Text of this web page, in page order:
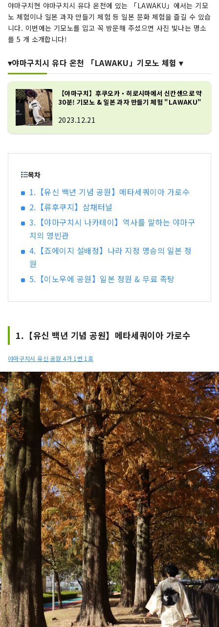
야마구치현 야마구치시 유다 온천에 있는 「LAWAKU」에서는 기모
노 체험이나 일본 과자 만들기 체험 등 일본 문화 체험을 즐길 수 있습
니다. 이번에는 기모노를 입고 꼭 방문해 주셨으면 사진 빛나는 명소
를 5 개 소개합니다!
▾야마구치시 유다 온천 「LAWAKU」기모노 체험 ▾
【야마구치】후쿠오카・히로시마에서 신칸센으로 약
30분! 기모노 & 일본 과자 만들기 체험 "LAWAKU"
2023.12.21
목차
1.【유신 백년 기념 공원】메타세쿼이아 가로수
2.【류후쿠지】삼채터널
3.【야마구치시 나카테이】역사를 말하는 야마구
치의 영빈관
4.【죠에이지 설배정】나라 지정 명승의 일본 정
원
5.【이노우에 공원】일본 정원 & 무료 족탕
1.【유신 백년 기념 공원】메타세쿼이아 가로수
야마구치시 유신 공원 4가 1번 1호